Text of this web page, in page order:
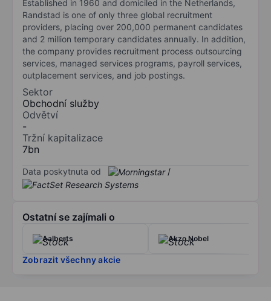
Established in 1960 and domiciled in the Netherlands,
Randstad is one of only three global recruitment
providers, placing over 200,000 permanent candidates
and 2 million temporary candidates annually. In addition,
the company provides recruitment process outsourcing
services, managed services programs, payroll services,
outplacement services, and job postings.
Sektor
Obchodní služby
Odvětví
-
Tržní kapitalizace
7bn
Data poskytnuta od /
Ostatní se zajímali o
Aalberts Akzo Nobel
Zobrazit všechny akcie